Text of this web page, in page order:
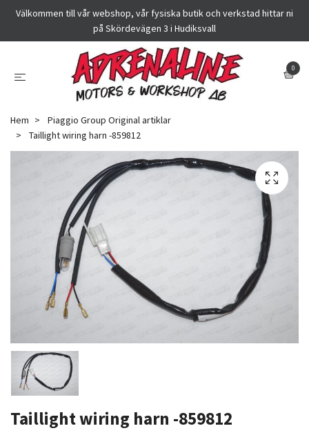
Välkommen till vår webshop, vår fysiska butik och verkstad hittar ni
på Skördevägen 3 i Hudiksvall
0
Hem
Piaggio Group Original artiklar
Taillight wiring harn -859812
Taillight wiring harn -859812